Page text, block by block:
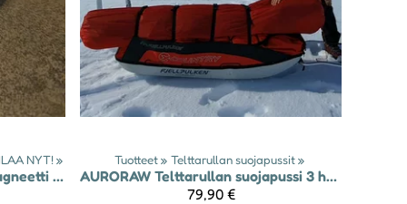
NYT! ‪»
Universal supermagneetti keitinlaatikkoon
Tuotteet ‪» Telttarullan suojapussit ‪»
AURORAW
Telttarullan suojapussi 3 hengen talviteltalle
79,90 €